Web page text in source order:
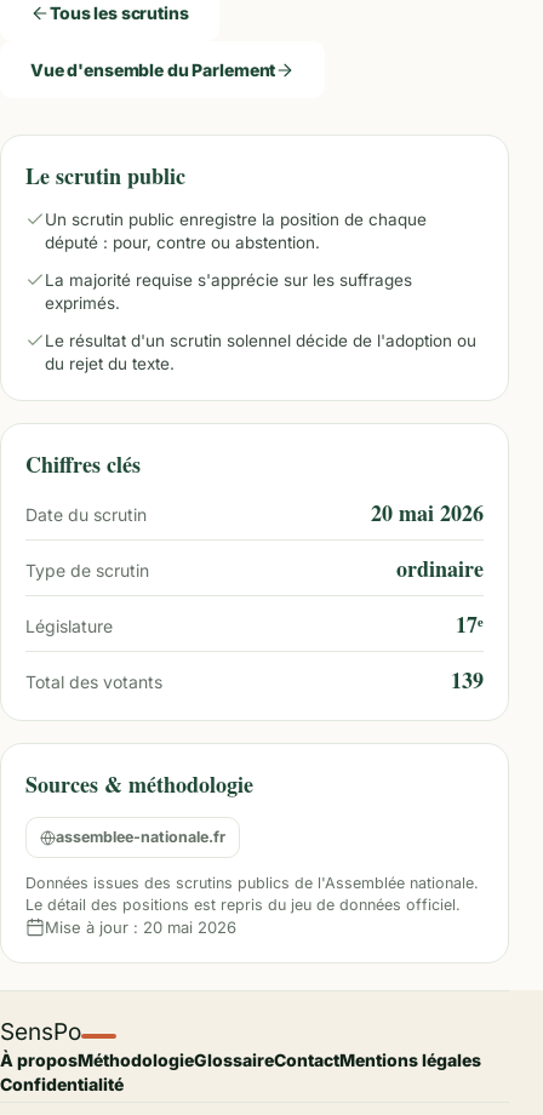
Tous les scrutins
Vue d'ensemble du Parlement
Le scrutin public
Un scrutin public enregistre la position de chaque
député : pour, contre ou abstention.
La majorité requise s'apprécie sur les suffrages
exprimés.
Le résultat d'un scrutin solennel décide de l'adoption ou
du rejet du texte.
Chiffres clés
Date du scrutin 20 mai 2026
Type de scrutin ordinaire
Législature 17ᵉ
Total des votants 139
Sources & méthodologie
assemblee-nationale.fr
Données issues des scrutins publics de l'Assemblée nationale.
Le détail des positions est repris du jeu de données officiel.
Mise à jour : 20 mai 2026
SensPo
À proposMéthodologieGlossaireContactMentions légales
Confidentialité